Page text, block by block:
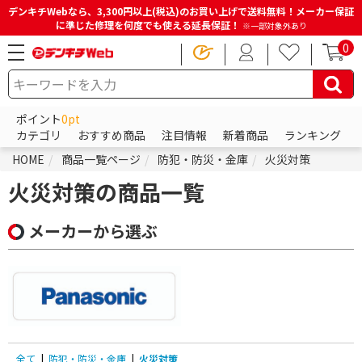
デンキチWebなら、3,300円以上(税込)のお買い上げで送料無料！メーカー保証
に準じた修理を何度でも使える延長保証！ ※一部対象外あり
0
ポイント0pt
カテゴリ
おすすめ商品 注目情報 新着商品
ランキング
HOME
商品一覧ページ 防犯・防災・金庫 火災対策
火災対策の商品一覧
メーカーから選ぶ
全て | 防犯・防災・金庫 | 火災対策